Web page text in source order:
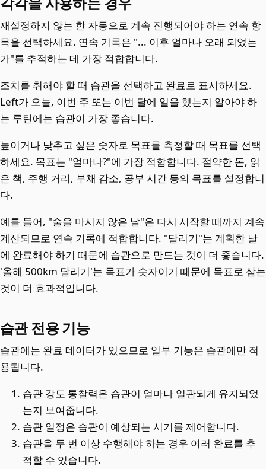
재설정하지 않는 한 자동으로 계속 진행되어야 하는 연속 항
목을 선택하세요. 연속 기록은 "... 이후 얼마나 오래 되었는
가"를 추적하는 데 가장 적합합니다.
조치를 취해야 할 때 습관을 선택하고 완료로 표시하세요.
Left가 오늘, 이번 주 또는 이번 달에 일을 했는지 알아야 하
는 루틴에는 습관이 가장 좋습니다.
높이거나 낮추고 싶은 숫자로 목표를 측정할 때 목표를 선택
하세요. 목표는 "얼마나?"에 가장 적합합니다. 절약한 돈, 읽
은 책, 주행 거리, 부채 감소, 공부 시간 등의 목표를 설정합니
다.
예를 들어, "술을 마시지 않은 날"은 다시 시작할 때까지 계속
계산되므로 연속 기록에 적합합니다. "달리기"는 계획한 날
에 완료해야 하기 때문에 습관으로 만드는 것이 더 좋습니다.
'올해 500km 달리기'는 목표가 숫자이기 때문에 목표로 삼는
것이 더 효과적입니다.
습관 전용 기능
습관에는 완료 데이터가 있으므로 일부 기능은 습관에만 적
용됩니다.
습관 강도 통찰력은 습관이 얼마나 일관되게 유지되었
는지 보여줍니다.
습관 일정은 습관이 예상되는 시기를 제어합니다.
습관을 두 번 이상 수행해야 하는 경우 여러 완료를 추
적할 수 있습니다.